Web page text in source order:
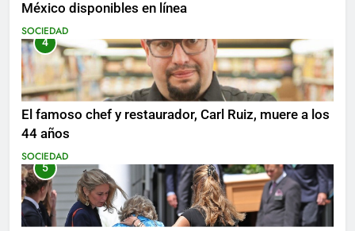
México disponibles en línea
SOCIEDAD
4
El famoso chef y restaurador, Carl Ruiz, muere a los
44 años
SOCIEDAD
5